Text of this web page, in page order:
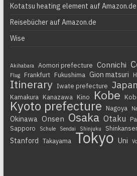
Kotatsu heating element auf Amazon.de
Reisebücher auf Amazon.de
Wise
Akihabara Aomori prefecture Connichi
Flug Frankfurt Fukushima Gion matsuri
Itinerary Iwate prefecture Japan
Kamakura Kanazawa Kino Kobe
Kyoto prefecture Nagoya
Okinawa Onsen Osaka Otaku
Sapporo Schule Sendai Shinjuku
Stanford
Takayama Tokyo Uni